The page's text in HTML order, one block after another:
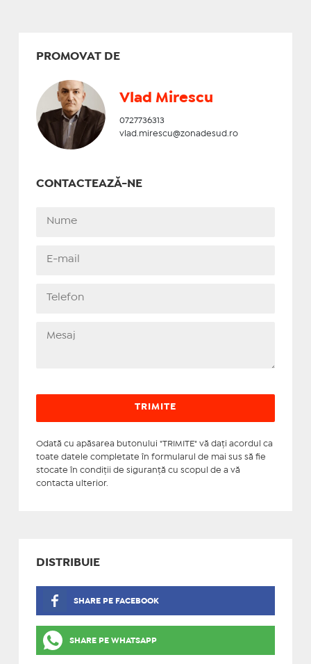
PROMOVAT DE
Vlad Mirescu
0727736313
vlad.mirescu@zonadesud.ro
CONTACTEAZĂ-NE
Odată cu apăsarea butonului "TRIMITE" vă daţi acordul ca
toate datele completate în formularul de mai sus să fie
stocate în condiţii de siguranţă cu scopul de a vă
contacta ulterior.
DISTRIBUIE
SHARE PE FACEBOOK
SHARE PE WHATSAPP